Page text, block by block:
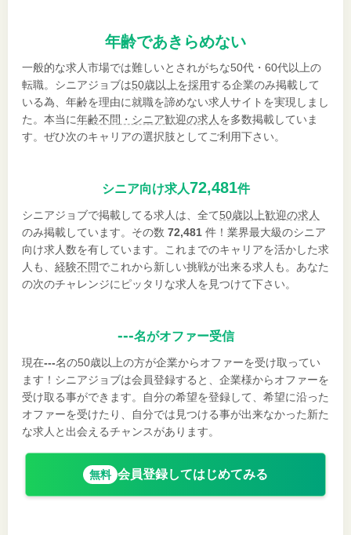
年齢であきらめない
一般的な求人市場では難しいとされがちな50代・60代以上の
転職。シニアジョブは50歳以上を採用する企業のみ掲載して
いる為、年齢を理由に就職を諦めない求人サイトを実現しまし
た。本当に年齢不問・シニア歓迎の求人 を多数掲載していま
す。ぜひ次のキャリアの選択肢としてご利用下さい。
シニア向け求人72,481件
シニアジョブで掲載してる求人は、全て50歳以上歓迎の求人
のみ掲載しています。その数 72,481 件！業界最大級のシニア
向け求人数を有しています。これまでのキャリアを活かした求
人も、 経験不問でこれから新しい挑戦が出来る求人も。あなた
の次のチャレンジにピッタリな求人を見つけて下さい。
---名がオファー受信
現在---名の50歳以上の方が企業からオファーを受け取ってい
ます！シニアジョブは会員登録すると、企業様からオファーを
受け取る事ができます。自分の希望を登録して、希望に沿った
オファーを受けたり、自分では見つける事が出来なかった新た
な求人と出会えるチャンスがあります。
無料 会員登録してはじめてみる